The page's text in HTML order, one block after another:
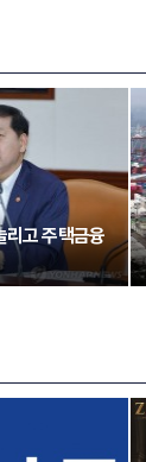
리고 주택금융